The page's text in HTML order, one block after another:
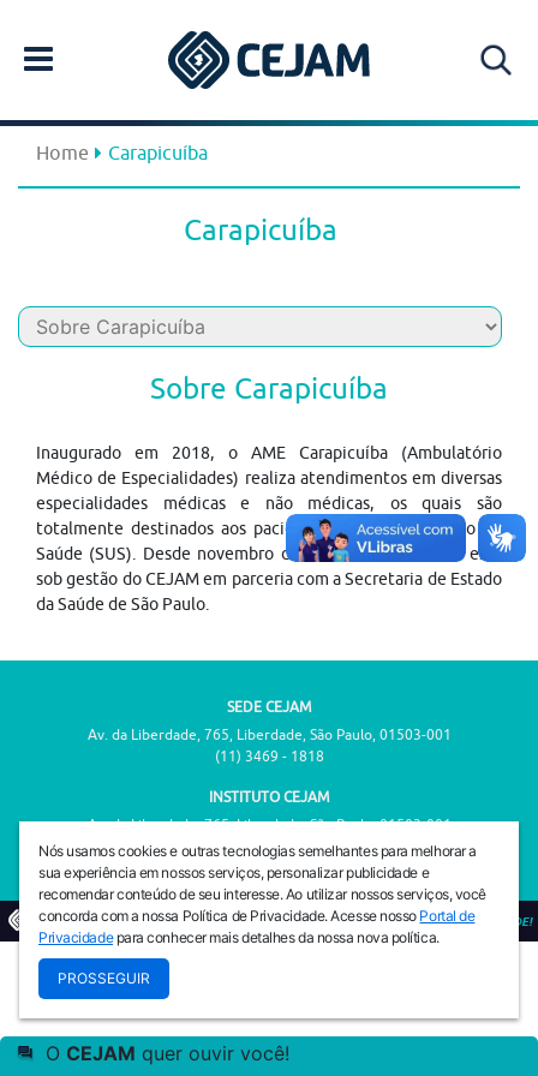
Home Carapicuíba
Carapicuíba
Sobre Carapicuíba
Inaugurado em 2018, o AME Carapicuíba (Ambulatório
Médico de Especialidades) realiza atendimentos em diversas
especialidades médicas e não médicas, os quais são
totalmente destinados aos pacientes do Sistema Único de
Saúde (SUS). Desde novembro de 2020, o ambulatório está
sob gestão do CEJAM em parceria com a Secretaria de Estado
da Saúde de São Paulo.
SEDE CEJAM
Av. da Liberdade, 765, Liberdade, São Paulo, 01503-001
(11) 3469 - 1818
INSTITUTO CEJAM
Av. da Liberdade, 765, Liberdade, São Paulo, 01503-001
(11) 3469 - 1818
© 2026 PREVENIR É VIVER COM QUALIDADE!
Nós usamos cookies e outras tecnologias semelhantes para melhorar a
sua experiência em nossos serviços, personalizar publicidade e
recomendar conteúdo de seu interesse. Ao utilizar nossos serviços, você
concorda com a nossa Política de Privacidade. Acesse nosso Portal de
Privacidadepara conhecer mais detalhes da nossa nova política.
PROSSEGUIR
O CEJAM quer ouvir você!